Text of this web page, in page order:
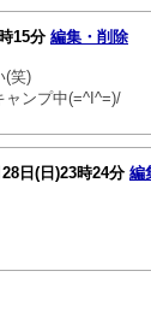
15分 編集・削除
(笑)
ャンプ中(=^I^=)/
日(日)23時24分編